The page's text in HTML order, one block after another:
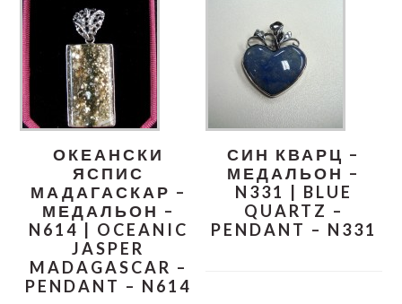
ОКЕАНСКИ
ЯСПИС
МАДАГАСКАР –
МЕДАЛЬОН –
N614 | OCEANIC
JASPER
MADAGASCAR –
PENDANT – N614
СИН КВАРЦ –
МЕДАЛЬОН –
N331 | BLUE
QUARTZ –
PENDANT – N331